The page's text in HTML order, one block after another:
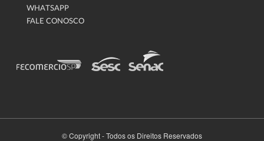
WHATSAPP
FALE CONOSCO
© Copyright - Todos os Direitos Reservados